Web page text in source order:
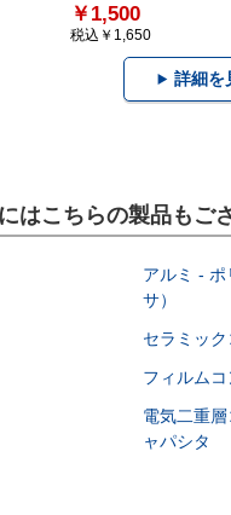
￥1,500
税込￥1,650
詳細を
はこちらの製品もご
アルミ -
サ）
セラミッ
フィルム
電気二重
ャパシタ